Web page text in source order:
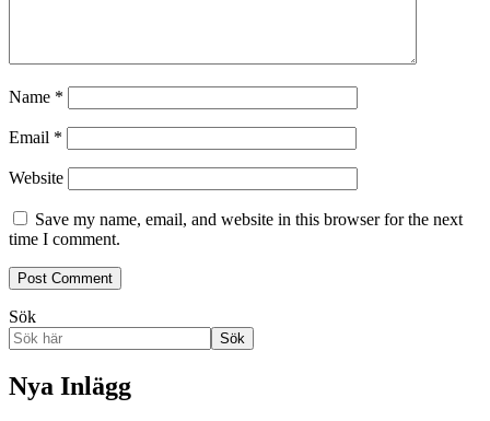
Name *
Email *
Website
Save my name, email, and website in this browser for the next
time I comment.
Sök
Sök
Nya Inlägg